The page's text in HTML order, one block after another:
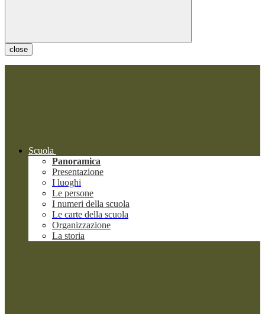
close
Scuola
Panoramica
Presentazione
I luoghi
Le persone
I numeri della scuola
Le carte della scuola
Organizzazione
La storia